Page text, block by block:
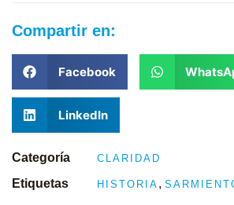
Compartir en:
Facebook
LinkedIn
Categoría CLARIDAD
Etiquetas HISTORIA ,